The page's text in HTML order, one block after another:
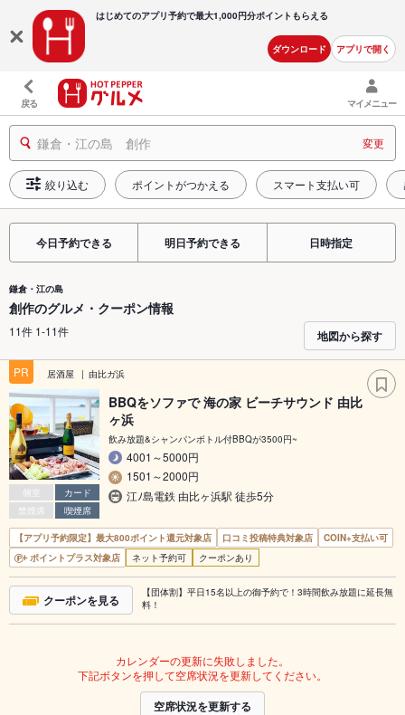
はじめてのアプリ予約で最大1,000円分ポイントもらえる
ダウンロード アプリで開く
戻る マイメニュー
鎌倉・江の島 創作 変更
絞り込む ポイントがつかえる スマート支払い可
今日予約できる 明日予約できる 日時指定
鎌倉・江の島
創作のグルメ・クーポン情報
11件 1-11件 地図から探す
PR 居酒屋 由比ガ浜
個室
カード
禁煙席
喫煙席
BBQをソファで 海の家 ビーチサウンド 由比
ヶ浜
飲み放題&シャンパンボトル付BBQが3500円~
4001～5000円
1501～2000円
江ﾉ島電鉄 由比ヶ浜駅 徒歩5分
【アプリ予約限定】最大800ポイント還元対象店 口コミ投稿特典対象店
COIN+支払い可
ポイントプラス対象店
ネット予約可 クーポンあり
クーポンを見る
【団体割】平日15名以上の御予約で！3時間飲み放題に延長無
料！
カレンダーの更新に失敗しました。
下記ボタンを押して空席状況を更新してください。
空席状況を更新する